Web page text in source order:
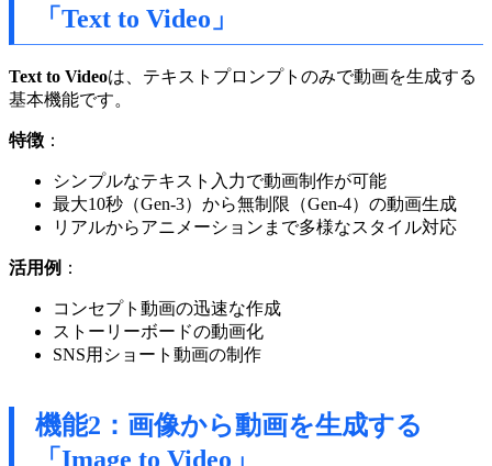
「Text to Video」
Text to Videoは、テキストプロンプトのみで動画を生成する
基本機能です。
特徴 ：
シンプルなテキスト入力で動画制作が可能
最大10秒（Gen-3）から無制限（Gen-4）の動画生成
リアルからアニメーションまで多様なスタイル対応
活用例 ：
コンセプト動画の迅速な作成
ストーリーボードの動画化
SNS用ショート動画の制作
機能2：画像から動画を生成する
「Image to Video」